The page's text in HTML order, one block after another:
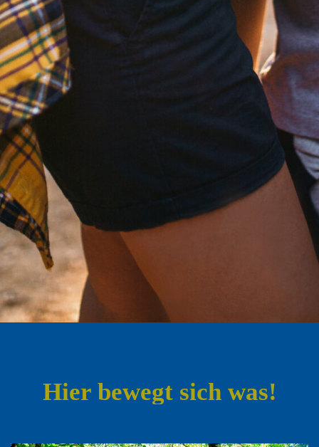
Hier bewegt sich was!